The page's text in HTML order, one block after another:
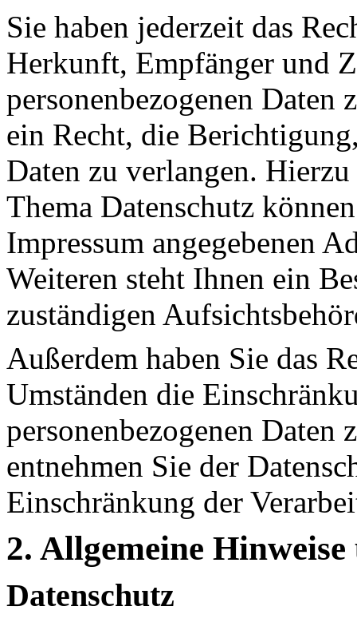
Sie haben jederzeit das
Herkunft, Empfänger und
personenbezogenen Daten
ein Recht, die
Daten zu verlangen.
Thema Datenschutz
Impressum angegebenen
Weiteren steht Ihnen ein
zuständigen
Außerdem haben Sie das
Umständen die
personenbezogenen Daten
entnehmen Sie der
Einschränkung der
2. Allgemeine
Datenschutz